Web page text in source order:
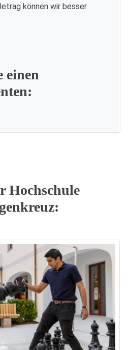
können wir besser
einen
Hochschule